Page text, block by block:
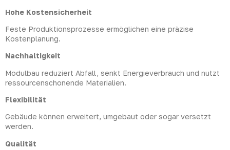
Hohe Kostensicherheit
Feste Produktionsprozesse ermöglichen eine präzise
Kostenplanung.
Nachhaltigkeit
Modulbau reduziert Abfall, senkt Energieverbrauch und nutzt
ressourcenschonende Materialien.
Flexibilität
Gebäude können erweitert, umgebaut oder sogar versetzt
werden.
Qualität